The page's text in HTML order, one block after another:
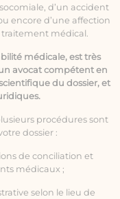
d’un accident
encore d’une affection
médical.
médicale, est très
avocat compétent en
du dossier, et
procédures sont
dossier :
de conciliation et
médicaux ;
selon le lieu de